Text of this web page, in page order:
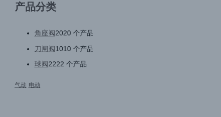
产品分类
角座阀2020 个产品
刀闸阀1010 个产品
球阀2222 个产品
气动 电动